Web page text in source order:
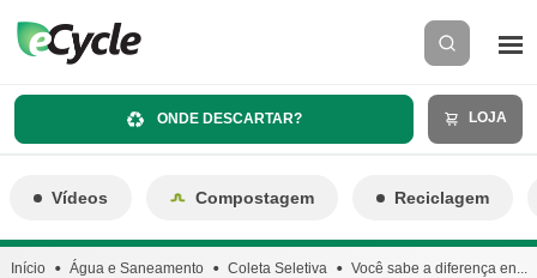
ONDE DESCARTAR? LOJA
Vídeos Compostagem Reciclagem
Início Água e Saneamento Coleta Seletiva Você sabe a diferença en...